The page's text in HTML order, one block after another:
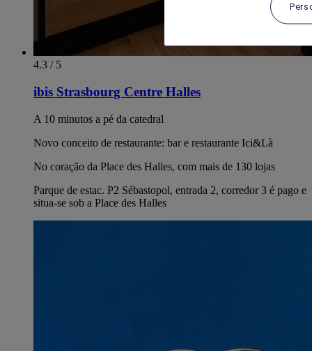
4.3 / 5
ibis Strasbourg Centre Halles
A 10 minutos a pé da catedral
Novo conceito de restaurante: bar e restaurante Ici&Là
No coração da Place des Halles, com mais de 130 lojas
Parque de estac. P2 Sébastopol, entrada 2, corredor 3 é pago e
situa-se sob a Place des Halles